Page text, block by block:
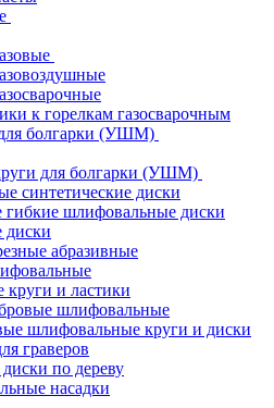
к горелкам газосварочным
болгарки (УШМ)
для болгарки (УШМ)
синтетические диски
гибкие шлифовальные диски
диски
абразивные
круги и ластики
шлифовальные
шлифовальные круги и диски
граверов
по дереву
насадки